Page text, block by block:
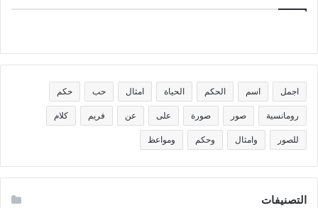
اجمل اسم الحكم الحياة امثال حب حكم
رومانسية صور صورة على عن فريم كلام
للصور وامثال وحكم ومواعظ
التصنيفات